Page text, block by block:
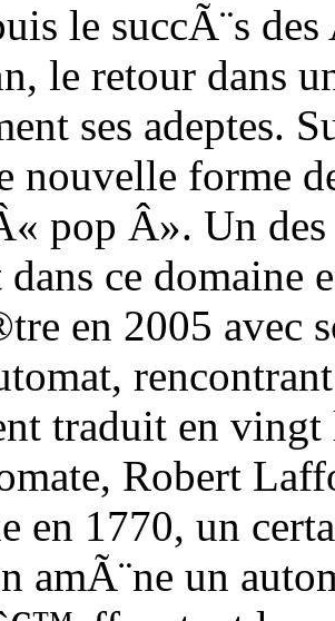
le succÃ¨s
le retour dans
ses adeptes.
nouvelle forme
pop Â». Un
dans ce
en 2005 avec
traduit en
Robert
en 1770, un
amÃ¨ne un